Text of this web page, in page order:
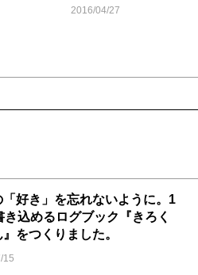
2016/04/27
「好き」を忘れないように。1
き込めるログブック『きろく
をつくりました。
15